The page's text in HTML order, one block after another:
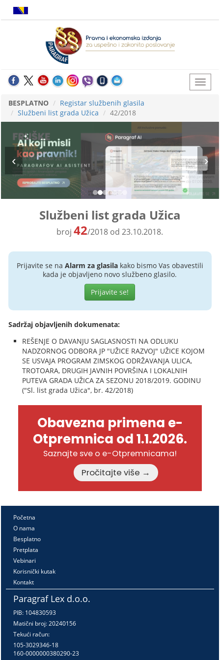
BESPLATNO
Registar službenih glasila
Službeni list grada Užica
42/2018
Službeni list grada Užica
broj42/2018 od 23.10.2018.
Prijavite se na Alarm za glasilakako bismo Vas obavestili
kada je objavljeno novo službeno glasilo.
Prijavite se!
Sadržaj objavljenih dokumenata:
REŠENJE O DAVANJU SAGLASNOSTI NA ODLUKU
NADZORNOG ODBORA JP "UŽICE RAZVOJ" UŽICE KOJOM
SE USVAJA PROGRAM ZIMSKOG ODRŽAVANJA ULICA,
TROTOARA, DRUGIH JAVNIH POVRŠINA I LOKALNIH
PUTEVA GRADA UŽICA ZA SEZONU 2018/2019. GODINU
("Sl. list grada Užica", br. 42/2018)
Obavezna primena e-
Otpremnica od 1.1.2026.
Saznajte sve o e-Otpremnicama!
Pročitajte više →
Početna
O nama
Besplatno
Pretplata
Vebinari
Korisnički kutak
Kontakt
Paragraf Lex d.o.o.
PIB: 104830593
Matični broj: 20240156
Tekući račun:
105-3029346-18
160-0000000380290-23